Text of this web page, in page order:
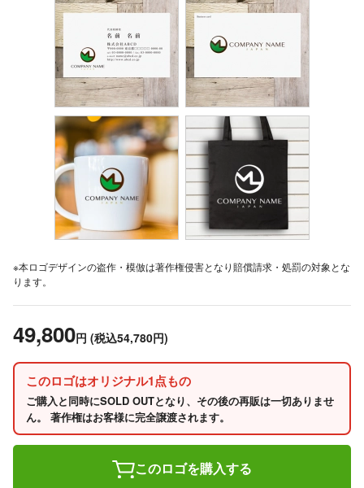
※本ロゴデザインの盗作・模倣は著作権侵害となり賠償請求・処罰の対象とな
ります。
49,800円 (税込54,780円)
このロゴはオリジナル1点もの
ご購入と同時にSOLD OUTとなり、その後の再販は一切ありませ
ん。 著作権はお客様に完全譲渡されます。
このロゴを購入する